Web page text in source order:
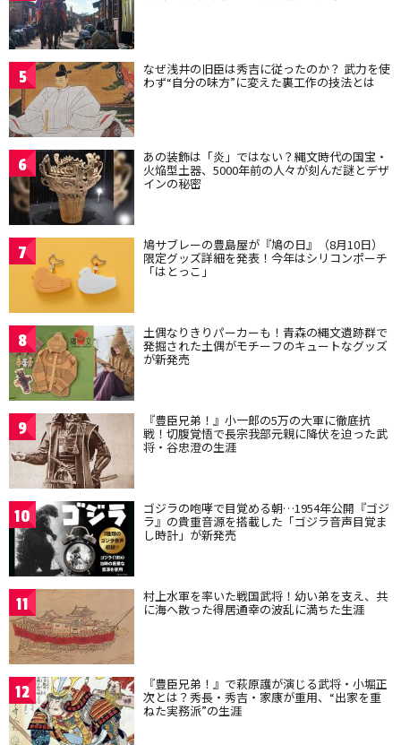
5 なぜ浅井の旧臣は秀吉に従ったのか？ 武力を使
わず“自分の味方”に変えた裏工作の技法とは
6 あの装飾は「炎」ではない？縄文時代の国宝・
火焔型土器、5000年前の人々が刻んだ謎とデザ
インの秘密
7 鳩サブレーの豊島屋が『鳩の日』（8月10日）
限定グッズ詳細を発表！今年はシリコンポーチ
「はとっこ」
8 土偶なりきりパーカーも！青森の縄文遺跡群で
発掘された土偶がモチーフのキュートなグッズ
が新発売
9 『豊臣兄弟！』小一郎の5万の大軍に徹底抗
戦！切腹覚悟で長宗我部元親に降伏を迫った武
将・谷忠澄の生涯
10 ゴジラの咆哮で目覚める朝…1954年公開『ゴジ
ラ』の貴重音源を搭載した「ゴジラ音声目覚ま
し時計」が新発売
11 村上水軍を率いた戦国武将！幼い弟を支え、共
に海へ散った得居通幸の波乱に満ちた生涯
12 『豊臣兄弟！』で萩原護が演じる武将・小堀正
次とは？秀長・秀吉・家康が重用、“出家を重
ねた実務派”の生涯